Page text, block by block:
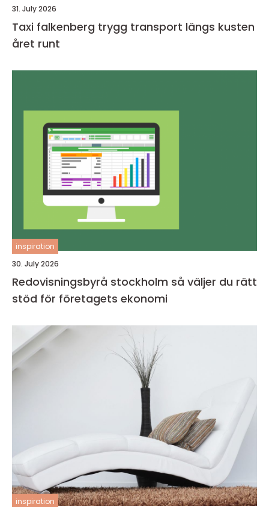
31. July 2026
Taxi falkenberg trygg transport längs kusten
året runt
inspiration
30. July 2026
Redovisningsbyrå stockholm så väljer du rätt
stöd för företagets ekonomi
inspiration